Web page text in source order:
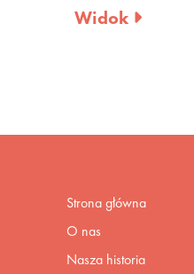
Strona główna
O nas
Nasza historia